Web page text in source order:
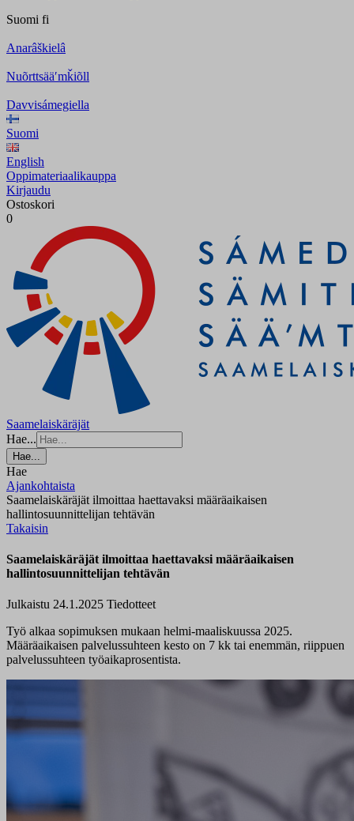
Suomi fi
Anarâškielâ
Nuõrttsääʹmǩiõll
Davvisámegiella
Suomi
English
Oppimateriaalikauppa
Kirjaudu
Ostoskori
0
Saamelaiskäräjät
Hae...
Hae...
Hae
Ajankohtaista
Saamelaiskäräjät ilmoittaa haettavaksi määräaikaisen
hallintosuunnittelijan tehtävän
Takaisin
Saamelaiskäräjät ilmoittaa haettavaksi määräaikaisen
hallintosuunnittelijan tehtävän
Julkaistu 24.1.2025 Tiedotteet
Työ alkaa sopimuksen mukaan helmi-maaliskuussa 2025.
Määräaikaisen palvelussuhteen kesto on 7 kk tai enemmän, riippuen
palvelussuhteen työaikaprosentista.